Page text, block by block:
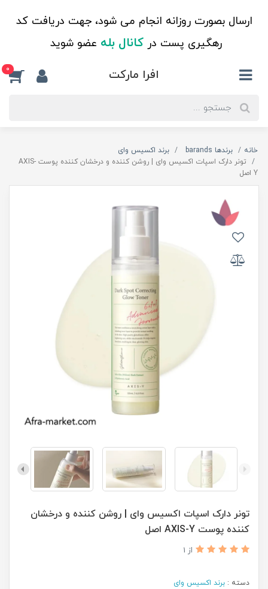
ارسال بصورت روزانه انجام می شود، جهت دریافت کد
رهگیری پست درکانال بله عضو شوید
افرا مارکت 0
خانه برندها barands
برند اکسیس وای
تونر دارک اسپات اکسیس وای | روشن کننده و درخشان کننده پوست AXIS-
Y اصل
تونر دارک اسپات اکسیس وای | روشن کننده و درخشان
کننده پوست AXIS-Y اصل
از 1
دسته : برند اکسیس وای